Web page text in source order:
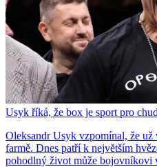
Usyk říká, že box je sport pro
Oleksandr Usyk vzpomínal, že už
farmě. Dnes patří k největším
pohodlný život může bojovníkovi